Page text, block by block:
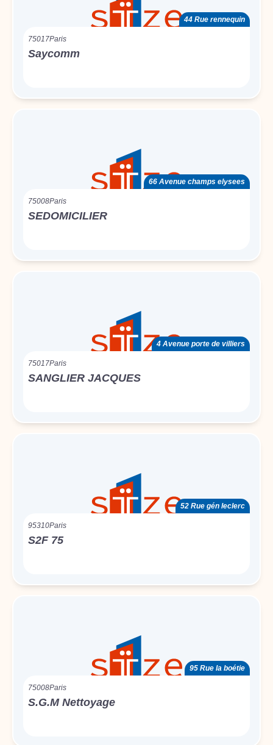
44 Rue rennequin
75017Paris
Saycomm
66 Avenue champs elysees
75008Paris
SEDOMICILIER
4 Avenue porte de villiers
75017Paris
SANGLIER JACQUES
52 Rue gén leclerc
95310Paris
S2F 75
95 Rue la boétie
75008Paris
S.G.M Nettoyage